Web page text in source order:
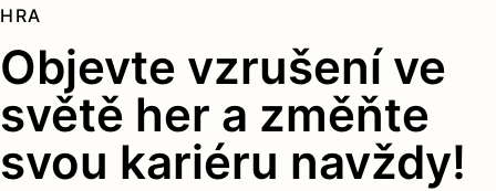
Objevte vzrušení ve
světě her a změňte
svou kariéru navždy!
HRA